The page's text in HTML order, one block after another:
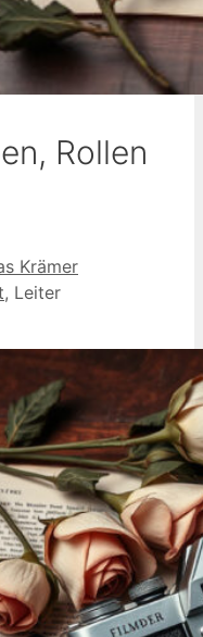
Rollen
Krämer
, Leiter